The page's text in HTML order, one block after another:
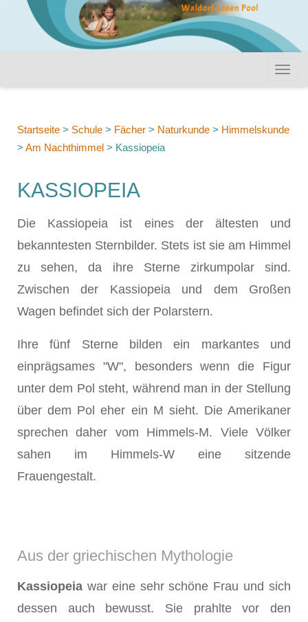
Startseite > Schule > Fächer > Naturkunde > Himmelskunde
> Am Nachthimmel > Kassiopeia
KASSIOPEIA
Die Kassiopeia ist eines der ältesten und
bekanntesten Sternbilder. Stets ist sie am Himmel
zu sehen, da ihre Sterne zirkumpolar sind.
Zwischen der Kassiopeia und dem Großen
Wagen befindet sich der Polarstern.
Ihre fünf Sterne bilden ein markantes und
einprägsames "W", besonders wenn die Figur
unter dem Pol steht, während man in der Stellung
über dem Pol eher ein M sieht. Die Amerikaner
sprechen daher vom Himmels-M. Viele Völker
sahen im Himmels-W eine sitzende
Frauengestalt.
Aus der griechischen Mythologie
Kassiopeia war eine sehr schöne Frau und sich
dessen auch bewusst. Sie prahlte vor den